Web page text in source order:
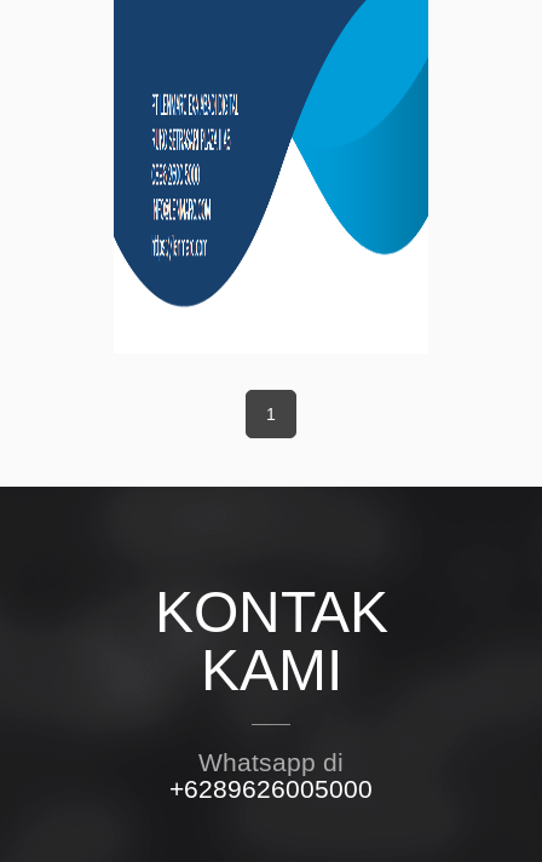
1
KONTAK
KAMI
Whatsapp di
+6289626005000